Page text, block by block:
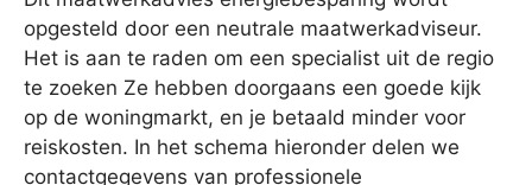
opgesteld door een neutrale maatwerkadviseur.
Het is aan te raden om een specialist uit de regio
te zoeken Ze hebben doorgaans een goede kijk
op de woningmarkt, en je betaald minder voor
reiskosten. In het schema hieronder delen we
contactgegevens van professionele